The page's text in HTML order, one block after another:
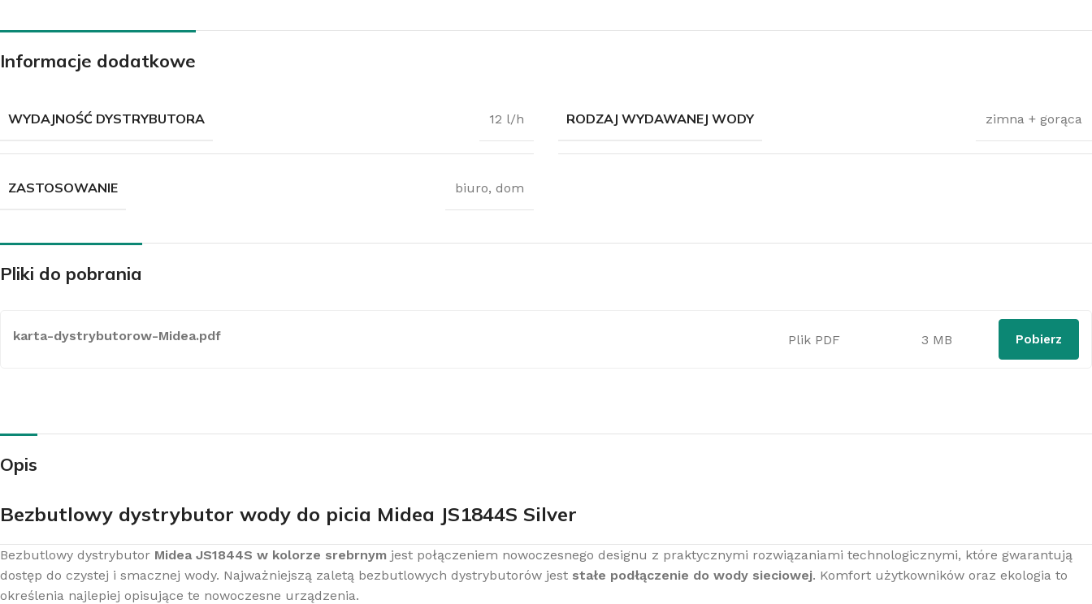
KLIMATYZATORY
Klimatyzatory przypodłogowo-sufitowe
Klimatyzatory przenośne
Klimatyzatory konsole
Klimatyzatory kanałowe
Systemy Multi
Akcesoria do klimatyzacji
Informacje dodatkowe
WYDAJNOŚĆ DYSTRYBUTORA 12 l/h RODZAJ WYDAWANEJ WODY zimna + gorąca
ZASTOSOWANIE biuro, dom
Pliki do pobrania
karta-dystrybutorow-Midea.pdf Plik PDF 3 MB Pobierz
Opis
Bezbutlowy dystrybutor wody do picia Midea JS1844S Silver
Bezbutlowy dystrybutor Midea JS1844S w kolorze srebrnym jest połączeniem nowoczesnego designu z praktycznymi rozwiązaniami technologicznymi, które gwarantują
dostęp do czystej i smacznej wody. Najważniejszą zaletą bezbutlowych dystrybutorów jest stałe podłączenie do wody sieciowej. Komfort użytkowników oraz ekologia to
określenia najlepiej opisujące te nowoczesne urządzenia.